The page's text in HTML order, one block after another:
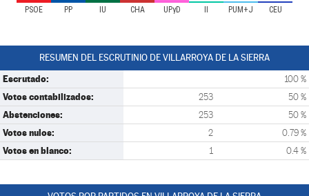
PSOE PP IU CHA UPyD PUM+J CEU
RESUMEN DEL ESCRUTINIO DE VILLARROYA DE LA SIERRA
Escrutado: 100 %
Votos contabilizados: 253 50 %
Abstenciones: 253 50 %
Votos nulos: 2 0.79 %
Votos en blanco: 1 0.4 %